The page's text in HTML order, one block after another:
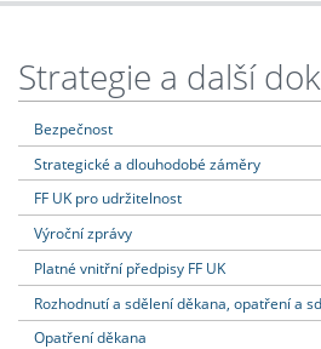
Strategie a další
Bezpečnost
Strategické a dlouhodobé záměry
FF UK pro udržitelnost
Výroční zprávy
Platné vnitřní předpisy FF UK
Rozhodnutí a sdělení děkana, opatření a
Opatření děkana